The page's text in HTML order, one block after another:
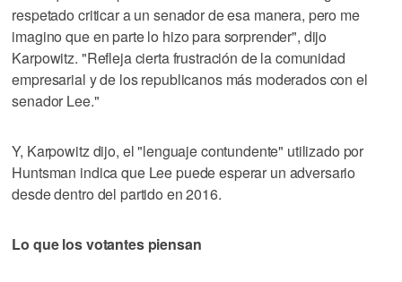
respetado criticar a un senador de esa manera, pero me
imagino que en parte lo hizo para sorprender", dijo
Karpowitz. "Refleja cierta frustración de la comunidad
empresarial y de los republicanos más moderados con el
senador Lee."
Y, Karpowitz dijo, el "lenguaje contundente" utilizado por
Huntsman indica que Lee puede esperar un adversario
desde dentro del partido en 2016.
Lo que los votantes piensan